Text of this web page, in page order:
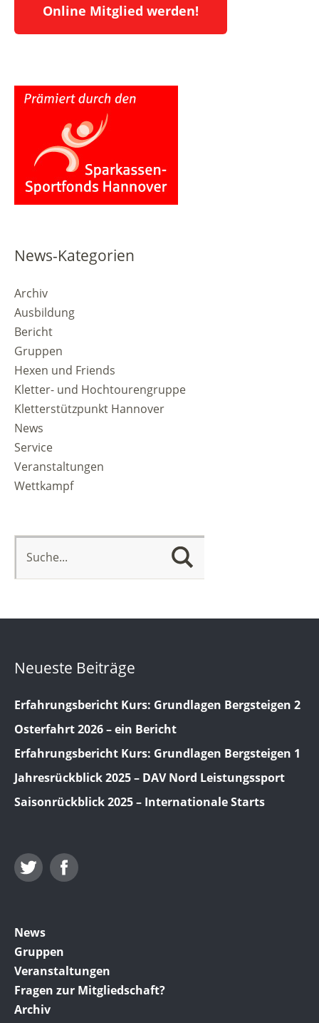
Online Mitglied werden!
News-Kategorien
Archiv
Ausbildung
Bericht
Gruppen
Hexen und Friends
Kletter- und Hochtourengruppe
Kletterstützpunkt Hannover
News
Service
Veranstaltungen
Wettkampf
Neueste Beiträge
Erfahrungsbericht Kurs: Grundlagen Bergsteigen 2
Osterfahrt 2026 – ein Bericht
Erfahrungsbericht Kurs: Grundlagen Bergsteigen 1
Jahresrückblick 2025 – DAV Nord Leistungssport
Saisonrückblick 2025 – Internationale Starts
Twitter
News
Gruppen
Veranstaltungen
Fragen zur Mitgliedschaft?
Archiv